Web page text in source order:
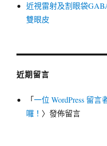
近視雷射及割眼袋
雙眼皮
近期留言
「一位 WordPress 留言
囉！ 〉發佈留言